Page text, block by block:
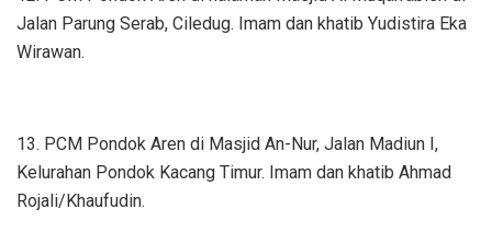
Jalan Parung Serab, Ciledug. Imam dan khatib Yudistira Eka
Wirawan.
13. PCM Pondok Aren di Masjid An-Nur, Jalan Madiun I,
Kelurahan Pondok Kacang Timur. Imam dan khatib Ahmad
Rojali/Khaufudin.